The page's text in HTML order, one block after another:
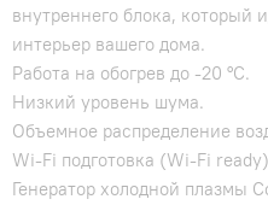
внутреннего блока, который
интерьер вашего дома.
Работа на обогрев до -20 °С.
Низкий уровень шума.
Объемное распределение
Wi-Fi подготовка (Wi-Fi
Генератор холодной плазмы